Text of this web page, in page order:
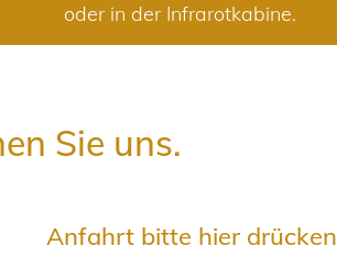
oder in der Infrarotkabine.
Sie uns.
Anfahrt bitte hier drücken